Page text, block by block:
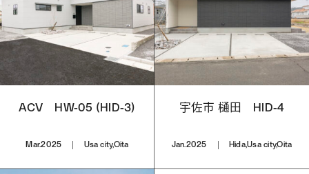
ACV HW-05 (HID-3)
Mar.2025 Usa city,Oita
宇佐市 樋田 HID-4
Jan.2025 Hida,Usa city,Oita